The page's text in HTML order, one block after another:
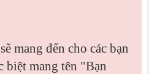
mang đến cho các bạn
biệt mang tên "Bạn